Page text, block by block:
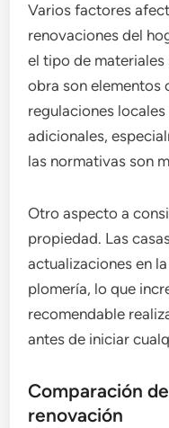
Varios factores
renovaciones del
el tipo de
obra son elementos
regulaciones
adicionales,
las normativas son
Otro aspecto a
propiedad. Las
actualizaciones en
plomería, lo que
recomendable
antes de iniciar
Comparación
renovación